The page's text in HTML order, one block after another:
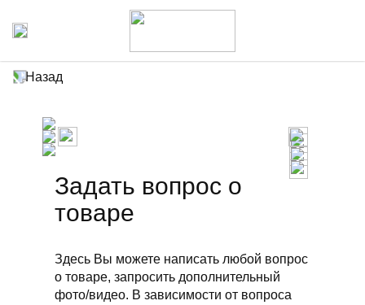
Назад
Задать вопрос о
товаре
Здесь Вы можете написать любой вопрос
о товаре, запросить дополнительный
фото/видео. В зависимости от вопроса